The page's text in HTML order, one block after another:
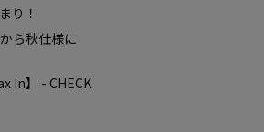
り！
ら秋仕様に
In】 - CHECK